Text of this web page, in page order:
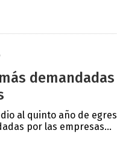
demandadas
al quinto año de
por las empresas...